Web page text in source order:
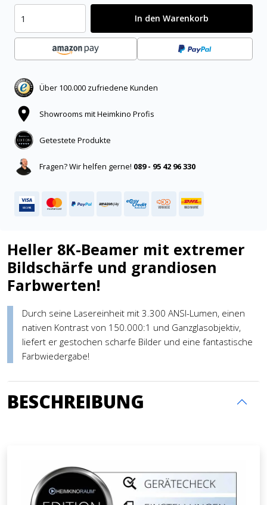
In den Warenkorb
Über 100.000 zufriedene Kunden
Showrooms mit Heimkino Profis
Getestete Produkte
Fragen? Wir helfen gerne! 089 - 95 42 96 330
Heller 8K-Beamer mit extremer
Bildschärfe und grandiosen
Farbwerten!
Durch seine Lasereinheit mit 3.300 ANSI-Lumen, einen
nativen Kontrast von 150.000:1 und Ganzglasobjektiv,
liefert er gestochen scharfe Bilder und eine fantastische
Farbwiedergabe!
BESCHREIBUNG